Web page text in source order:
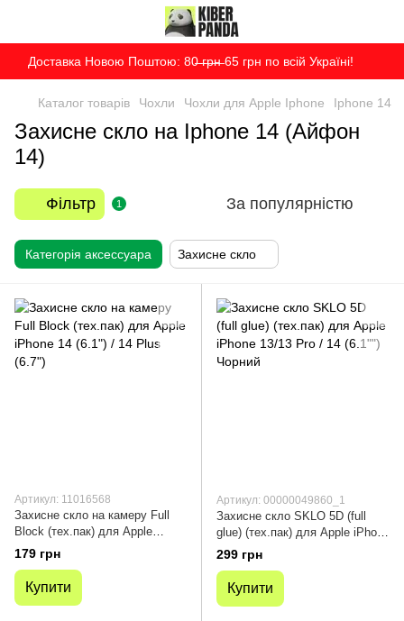
Доставка Новою Поштою: 80̶ ̶г̶р̶н̶ 65 грн по всій Україні!
Каталог товарів Чохли Чохли для Apple Iphone Iphone 14
Захисне скло на Iphone 14 (Айфон
14)
Фільтр 1 За популярністю
Категорія аксессуара Захисне скло
Артикул: 11016568
Захисне скло на камеру Full
Block (тех.пак) для Apple
iPhone 14 (6.1") / 14 Plus (6.7")
179 грн
Купити
Артикул: 00000049860_1
Захисне скло SKLO 5D (full
glue) (тех.пак) для Apple iPhone
13/13 Pro / 14 (6.1"") Чорний
299 грн
Купити